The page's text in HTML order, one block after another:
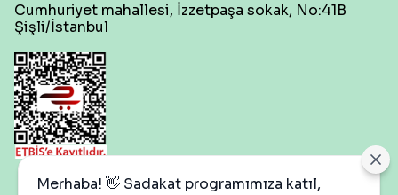
Cumhuriyet mahallesi, İzzetpaşa sokak, No:41B
Şişli/İstanbul
Merhaba! 👋 Sadakat programımıza katıl,